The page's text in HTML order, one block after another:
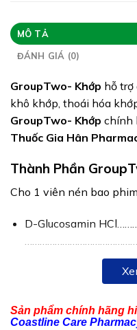
Quy cách:
Tình trạng hàng: Hết
MÔ TẢ
ĐÁNH GIÁ (0)
GroupTwo- Khớp hỗ trợ
khô khớp, thoái hóa
GroupTwo- Khớp chính
Thuốc Gia Hân
Thành Phần
Cho 1 viên nén bao
D-Glucosamin
Boswellia Serrata
…………………………100
Methyl Sulfonyl
Sản phẩm chính hãng
Coastline Care